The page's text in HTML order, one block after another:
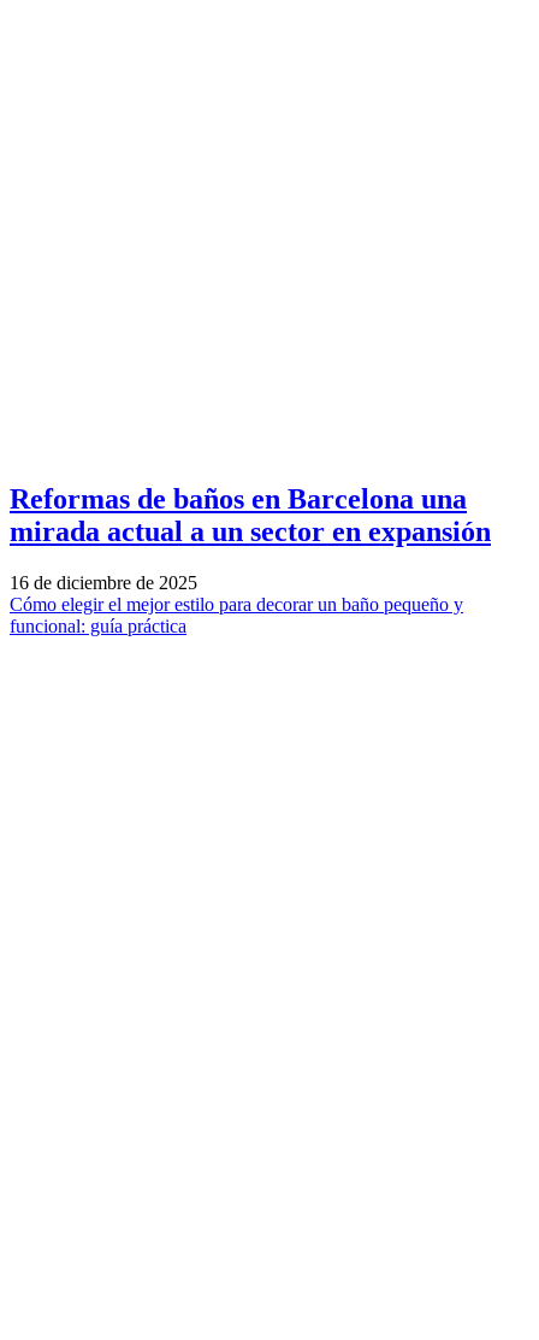
Reformas de baños en Barcelona una
mirada actual a un sector en expansión
16 de diciembre de 2025
Cómo elegir el mejor estilo para decorar un baño pequeño y
funcional: guía práctica